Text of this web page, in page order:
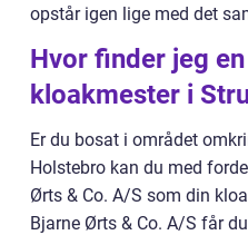
opstår igen lige med det
Hvor finder jeg
kloakmester i
Er du bosat i området
Holstebro kan du med
Ørts & Co. A/S som din
Bjarne Ørts & Co. A/S får